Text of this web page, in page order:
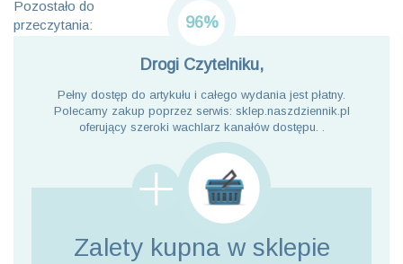
Pozostało do
przeczytania:
96%
Drogi Czytelniku,
Pełny dostęp do artykułu i całego wydania jest płatny.
Polecamy zakup poprzez serwis: sklep.naszdziennik.pl
oferujący szeroki wachlarz kanałów dostępu. .
Zalety kupna w sklepie